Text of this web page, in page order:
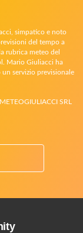
simpatico e noto
del tempo a
rubrica meteo del
Mario Giuliacci ha
servizio previsionale
SRL